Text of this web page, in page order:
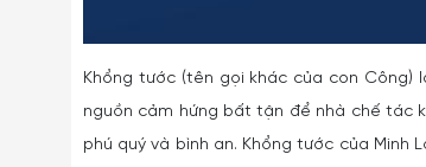
Khổng tước (tên gọi khác của con Công)
nguồn cảm hứng bất tận để nhà chế tác
phú quý và bình an. Khổng tước của Minh